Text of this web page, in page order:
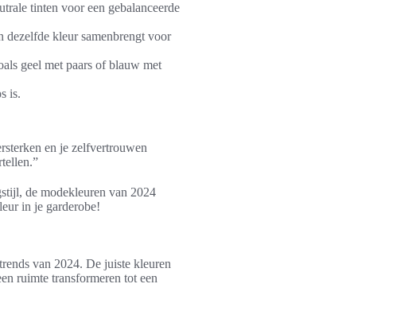
tinten voor een gebalanceerde
dezelfde kleur samenbrengt voor
geel met paars of blauw met
is.
en je zelfvertrouwen
de modekleuren van 2024
in je garderobe!
van 2024. De juiste kleuren
ruimte transformeren tot een